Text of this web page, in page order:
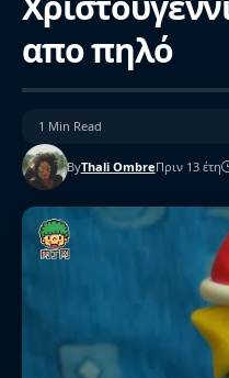
απο πηλό
ByThali OmbreΠριν 13 έτη
1 Min Read